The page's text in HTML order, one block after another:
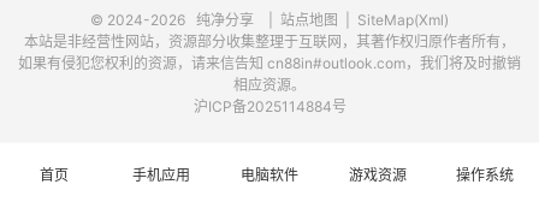
© 2024-2026 纯净分享 站点地图
SiteMap(Xml)
本站是非经营性网站，资源部分收集整理于互联网，其著作权归原作者所有，
如果有侵犯您权利的资源，请来信告知 cn88in#outlook.com，我们将及时撤销
相应资源。
沪ICP备2025114884号
首页 手机应用 电脑软件 游戏资源 操作系统